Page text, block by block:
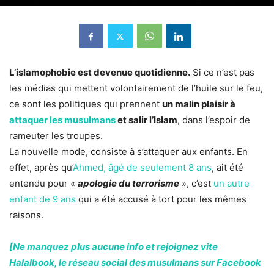
L’islamophobie est devenue quotidienne. Si ce n’est pas
les médias qui mettent volontairement de l’huile sur le feu,
ce sont les politiques qui prennent un malin plaisir à
attaquer les musulmanset salir l’Islam, dans l’espoir de
rameuter les troupes.
La nouvelle mode, consiste à s’attaquer aux enfants. En
effet, après qu’Ahmed, âgé de seulement 8 ans, ait été
entendu pour « apologie du terrorisme », c’est un autre
enfant de 9 ans qui a été accusé à tort pour les mêmes
raisons.
[Ne manquez plus aucune info et rejoignez vite
Halalbook, le réseau social des musulmans sur Facebook